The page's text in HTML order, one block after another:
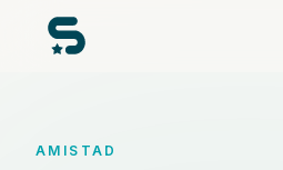
AMISTAD